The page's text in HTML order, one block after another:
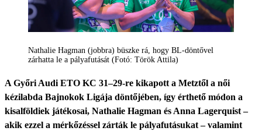
Nathalie Hagman (jobbra) büszke rá, hogy BL-döntővel
zárhatta le a pályafutását (Fotó: Török Attila)
A Győri Audi ETO KC 31–29-re kikapott a Metztől a női
kézilabda Bajnokok Ligája döntőjében, így érthető módon a
kisalföldiek játékosai, Nathalie Hagman és Anna Lagerquist –
akik ezzel a mérkőzéssel zárták le pályafutásukat – valamint